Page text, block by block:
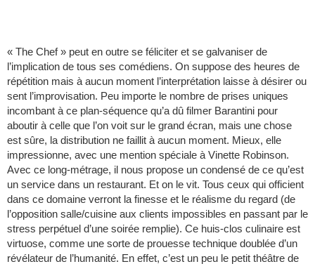
« The Chef » peut en outre se féliciter et se galvaniser de
l’implication de tous ses comédiens. On suppose des heures de
répétition mais à aucun moment l’interprétation laisse à désirer ou
sent l’improvisation. Peu importe le nombre de prises uniques
incombant à ce plan-séquence qu’a dû filmer Barantini pour
aboutir à celle que l’on voit sur le grand écran, mais une chose
est sûre, la distribution ne faillit à aucun moment. Mieux, elle
impressionne, avec une mention spéciale à Vinette Robinson.
Avec ce long-métrage, il nous propose un condensé de ce qu’est
un service dans un restaurant. Et on le vit. Tous ceux qui officient
dans ce domaine verront la finesse et le réalisme du regard (de
l’opposition salle/cuisine aux clients impossibles en passant par le
stress perpétuel d’une soirée remplie). Ce huis-clos culinaire est
virtuose, comme une sorte de prouesse technique doublée d’un
révélateur de l’humanité. En effet, c’est un peu le petit théâtre de